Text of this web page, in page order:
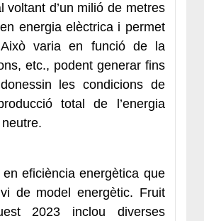
voltant d’un milió de metres
energia elèctrica i permet
Això varia en funció de la
etc., podent generar fins
les condicions de
total de l’energia
eficiència energètica que
de model energètic. Fruit
2023 inclou diverses